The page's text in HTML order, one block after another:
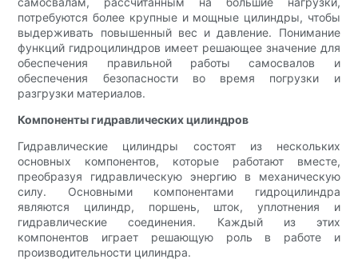
потребуются более крупные и мощные цилиндры, чтобы
выдерживать повышенный вес и давление. Понимание
функций гидроцилиндров имеет решающее значение для
обеспечения правильной работы самосвалов и
обеспечения безопасности во время погрузки и
разгрузки материалов.
Компоненты гидравлических цилиндров
Гидравлические цилиндры состоят из нескольких
основных компонентов, которые работают вместе,
преобразуя гидравлическую энергию в механическую
силу. Основными компонентами гидроцилиндра
являются цилиндр, поршень, шток, уплотнения и
гидравлические соединения. Каждый из этих
компонентов играет решающую роль в работе и
производительности цилиндра.